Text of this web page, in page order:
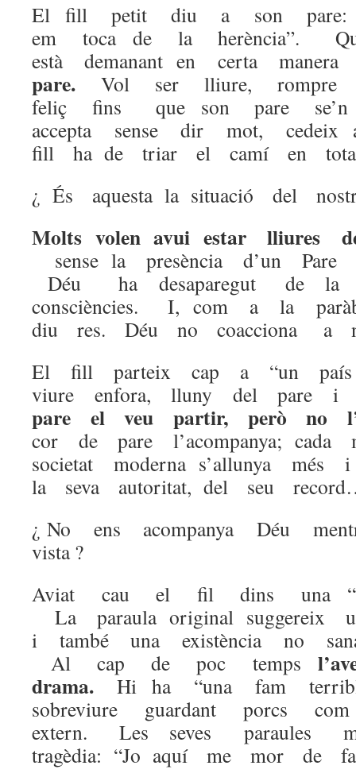
El fill petit diu a son pare:
em toca de la herència”.
està demanant en certa
pare. Vol ser lliure, rompre
feliç fins que son pare
accepta sense dir mot,
fill ha de triar el camí en tota
¿ És aquesta la situació del
Molts volen avui estar lliures
sense la presència d’un
Déu ha desaparegut de
consciències. I, com a la
diu res. Déu no coacciona a
El fill parteix cap a “un país
viure enfora, lluny del pare
pare el veu partir, però no
cor de pare l’acompanya;
societat moderna s’allunya
la seva autoritat, del seu
¿ No ens acompanya Déu
vista ?
Aviat cau el fil dins una
La paraula original suggereix
i també una existència no
Al cap de poc temps
drama.Hi ha “una fam
sobreviure guardant porcs
extern. Les seves
tragèdia: “Jo aquí me mor de